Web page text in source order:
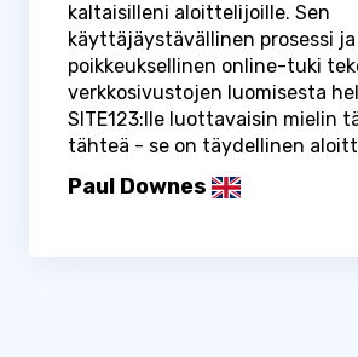
kaltaisilleni aloittelijoille. Sen
käyttäjäystävällinen prosessi ja
poikkeuksellinen online-tuki
verkkosivustojen luomisesta
SITE123:lle luottavaisin mielin
tähteä - se on täydellinen
Paul Downes